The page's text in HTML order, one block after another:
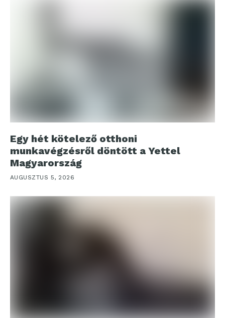
Egy hét kötelező otthoni
munkavégzésről döntött a Yettel
Magyarország
AUGUSZTUS 5, 2026